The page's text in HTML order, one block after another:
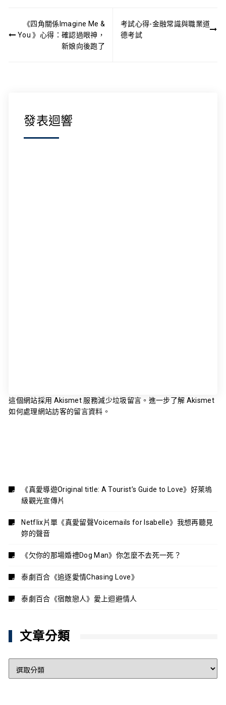
章
《四角關係Imagine Me &
You 》心得：確認過眼神，
新娘向後跑了
考試心得-金融常識與職業道
德考試
發表迴響
這個網站採用 Akismet 服務減少垃圾留言。 進一步了解 Akismet
如何處理網站訪客的留言資料 。
《真愛導遊Original title: A Tourist’s Guide to Love》好萊塢
級觀光宣傳片
Netflix片單《真愛留聲Voicemails for Isabelle》我想再聽見
妳的聲音
《欠你的那場婚禮Dog Man》你怎麼不去死一死？
泰劇百合《追逐愛情Chasing Love》
泰劇百合《宿敵戀人》愛上迴避情人
文章分類